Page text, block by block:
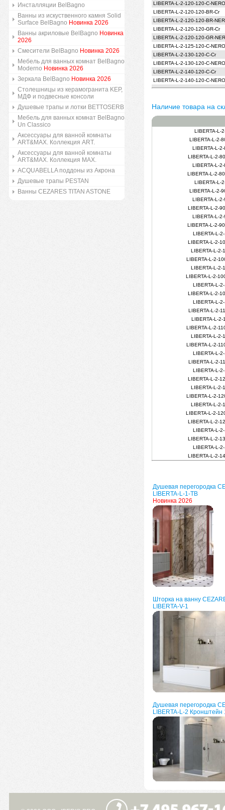
Инсталляции BelBagno
Ванны из искуственного камня Solid
Surface BelBagno Новинка 2026
Ванны акриловые BelBagno Новинка
2026
Смесители BelBagno Новинка 2026
Мебель для ванных комнат BelBagno
Moderno Новинка 2026
Зеркала BelBagno Новинка 2026
Столешницы из керамогранита KEP,
МДФ и подвесные консоли
Душевые трапы и лотки BETTOSERB
Мебель для ванных комнат BelBagno
Un Classico
Аксессуары для ванной комнаты
ART&MAX. Коллекция ART.
Аксессуары для ванной комнаты
ART&MAX. Коллекция MAX.
ACQUABELLA поддоны из Акрона
Душевые трапы PESTAN
Ванны CEZARES TITAN ASTONE
LIBERTA-L-2-120-120-C-NERO
LIBERTA-L-2-120-120-BR-Cr
LIBERTA-L-2-120-120-BR-
LIBERTA-L-2-120-120-GR-Cr
LIBERTA-L-2-120-120-GR-
LIBERTA-L-2-125-120-C-NERO
LIBERTA-L-2-130-120-C-Cr
LIBERTA-L-2-130-120-C-NERO
LIBERTA-L-2-140-120-C-Cr
LIBERTA-L-2-140-120-C-NERO
Наличие товара на
LIBERTA-L-
LIBERTA-L-2-
LIBERTA-L-
LIBERTA-L-2-
LIBERTA-L-
LIBERTA-L-2-
LIBERTA-L-
LIBERTA-L-2-
LIBERTA-L-
LIBERTA-L-2-
LIBERTA-L-
LIBERTA-L-2-
LIBERTA-L-
LIBERTA-L-2-
LIBERTA-L-2-
LIBERTA-L-2-
LIBERTA-L-2-
LIBERTA-L-2-
LIBERTA-L-
LIBERTA-L-2-
LIBERTA-L-
LIBERTA-L-2-
LIBERTA-L-2-
LIBERTA-L-2-
LIBERTA-L-2-
LIBERTA-L-2-
LIBERTA-L-
LIBERTA-L-2-
LIBERTA-L-
LIBERTA-L-2-
LIBERTA-L-2-
LIBERTA-L-2-
LIBERTA-L-2-
LIBERTA-L-2-
LIBERTA-L-2-
LIBERTA-L-
LIBERTA-L-2-
LIBERTA-L-
LIBERTA-L-2-
Душевая перегородка
LIBERTA-L-1-TB
Новинка 2026
Шторка на ванну
LIBERTA-V-1
Душевая перегородка
LIBERTA-L-2 Кронштейн